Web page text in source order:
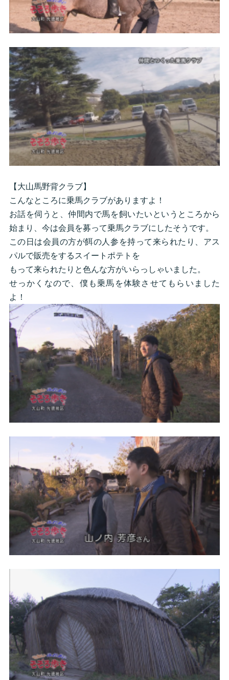
【大山馬野背クラブ】
こんなところに乗馬クラブがありますよ！
お話を伺うと、仲間内で馬を飼いたいというところから
始まり、今は会員を募って乗馬クラブにしたそうです。
この日は会員の方が餌の人参を持って来られたり、アス
パルで販売をするスイートポテトを
もって来られたりと色んな方がいらっしゃいました。
せっかくなので、僕も乗馬を体験させてもらいました
よ！